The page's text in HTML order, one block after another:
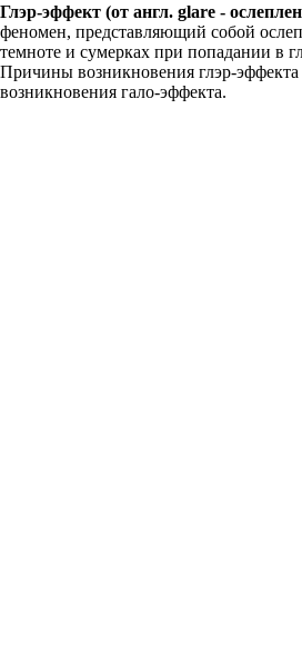
Глэр-эффект (от англ. glare -
феномен, представляющий собой
темноте и сумерках при попадании в
Причины возникновения глэр-
возникновения гало-эффекта.